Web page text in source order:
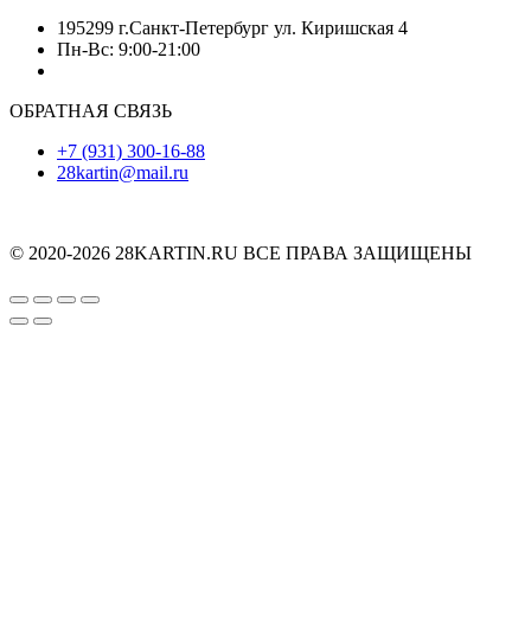
195299 г.Санкт-Петербург ул. Киришская 4
Пн-Вс: 9:00-21:00
ОБРАТНАЯ СВЯЗЬ
+7 (931) 300-16-88
28kartin@mail.ru
© 2020-2026 28KARTIN.RU ВСЕ ПРАВА ЗАЩИЩЕНЫ